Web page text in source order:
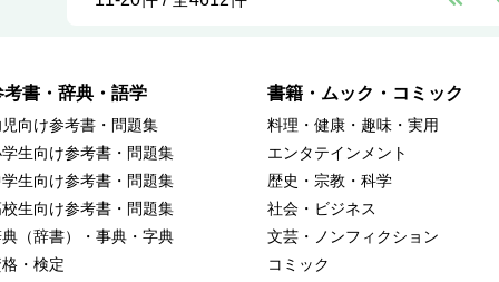
考書・辞典・語学
向け参考書・問題集
生向け参考書・問題集
生向け参考書・問題集
生向け参考書・問題集
（辞書）・事典・字典
・検定
書籍・ムック・コミック
料理・健康・趣味・実用
エンタテインメント
歴史・宗教・科学
社会・ビジネス
文芸・ノンフィクション
コミック